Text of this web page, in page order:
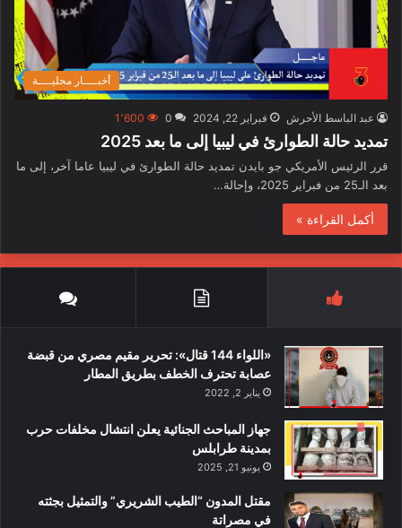
أخبــــار محليــــة
عبد الباسط الأحرش فبراير 22, 2024 0 1٬600
تمديد حالة الطوارئ في ليبيا إلى ما بعد 2025
قرر الرئيس الأمريكي جو بايدن تمديد حالة الطوارئ في ليبيا عاما آخر، إلى ما
بعد الـ25 من فبراير 2025، وإحالة…
أكمل القراءة »
«اللواء 144 قتال»: تحرير مقيم مصري من قبضة
عصابة تحترف الخطف بطريق المطار
يناير 2, 2022
جهاز المباحث الجنائية يعلن انتشال مخلفات حرب
بمدينة طرابلس
يونيو 21, 2025
مقتل المدون “الطيب الشريري” والتمثيل بجثته
في مصراتة